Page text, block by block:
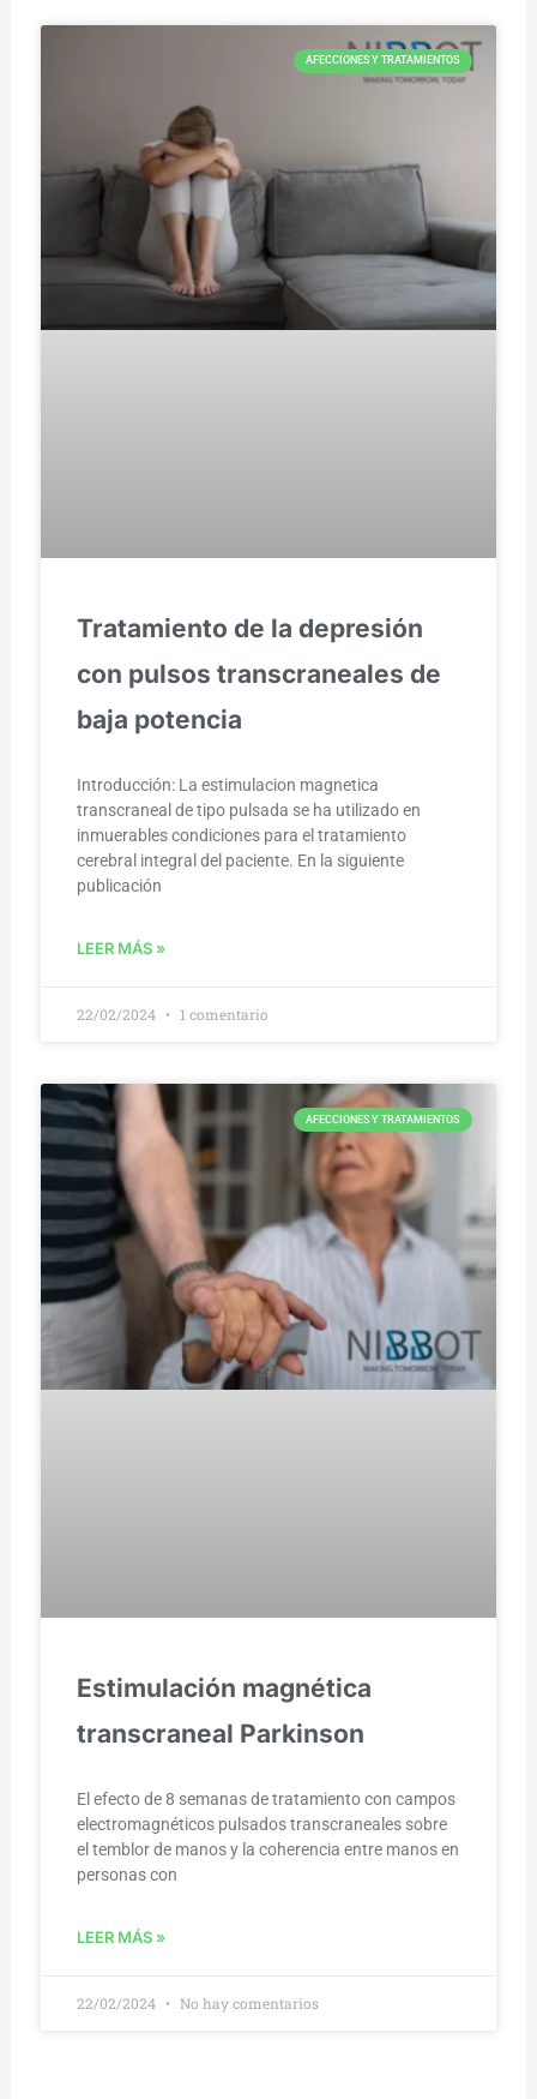
AFECCIONES Y TRATAMIENTOS
Tratamiento de la depresión
con pulsos transcraneales de
baja potencia
Introducción: La estimulacion magnetica
transcraneal de tipo pulsada se ha utilizado en
inmuerables condiciones para el tratamiento
cerebral integral del paciente. En la siguiente
publicación
LEER MÁS »
22/02/2024 1 comentario
AFECCIONES Y TRATAMIENTOS
Estimulación magnética
transcraneal Parkinson
El efecto de 8 semanas de tratamiento con campos
electromagnéticos pulsados transcraneales sobre
el temblor de manos y la coherencia entre manos en
personas con
LEER MÁS »
22/02/2024 No hay comentarios